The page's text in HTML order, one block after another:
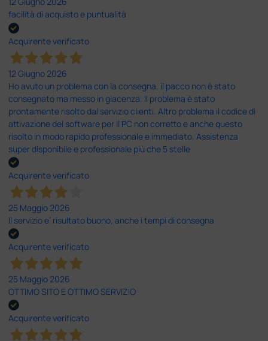
facilità di acquisto e puntualità
Acquirente verificato
12 Giugno 2026
Ho avuto un problema con la consegna, il pacco non è stato
consegnato ma messo in giacenza. Il problema è stato
prontamente risolto dal servizio clienti. Altro problema il codice di
attivazione del software per il PC non corretto e anche questo
risolto in modo rapido professionale e immediato. Assistenza
super disponibile e professionale più che 5 stelle
Acquirente verificato
25 Maggio 2026
Il servizio e’ risultato buono, anche i tempi di consegna
Acquirente verificato
25 Maggio 2026
OTTIMO SITO E OTTIMO SERVIZIO
Acquirente verificato